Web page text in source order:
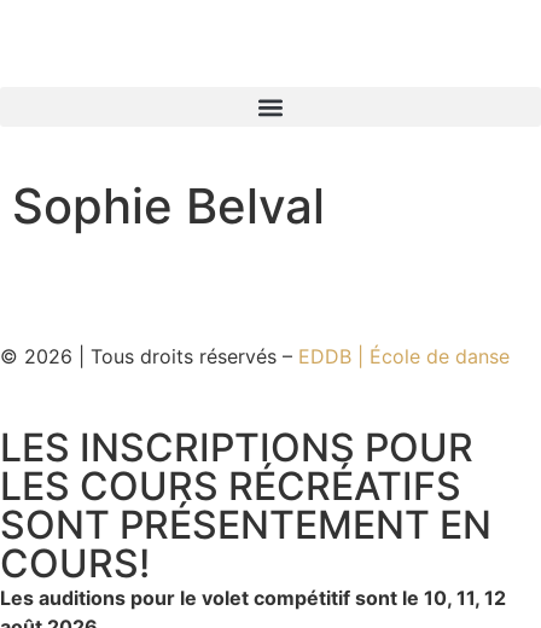
Sophie Belval
© 2026 | Tous droits réservés – EDDB | École de danse
LES INSCRIPTIONS POUR
LES COURS RÉCRÉATIFS
SONT PRÉSENTEMENT EN
COURS!
Les auditions pour le volet compétitif sont le 10, 11, 12